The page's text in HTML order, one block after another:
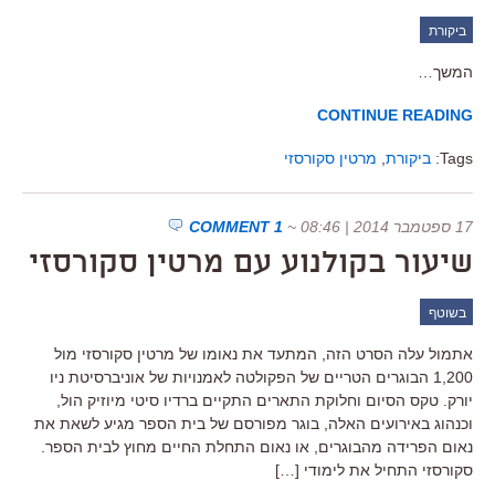
ביקורת
המשך…
CONTINUE READING
Tags: ביקורת מרטין סקורסזי
17 ספטמבר 2014 | 08:46 ~
1 COMMENT
שיעור בקולנוע עם מרטין סקורסזי
בשוטף
אתמול עלה הסרט הזה, המתעד את נאומו של מרטין סקורסזי מול
1,200 הבוגרים הטריים של הפקולטה לאמנויות של אוניברסיטת ניו
יורק. טקס הסיום וחלוקת התארים התקיים ברדיו סיטי מיוזיק הול,
וכנהוג באירועים האלה, בוגר מפורסם של בית הספר מגיע לשאת את
נאום הפרידה מהבוגרים, או נאום התחלת החיים מחוץ לבית הספר.
סקורסזי התחיל את לימודי […]